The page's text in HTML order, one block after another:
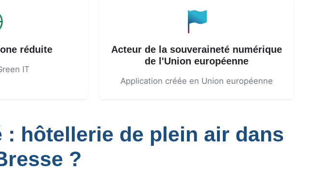
réduite
IT
Acteur de la souveraineté numérique
de l'Union européenne
Application créée en Union européenne
hôtellerie de plein air dans
?